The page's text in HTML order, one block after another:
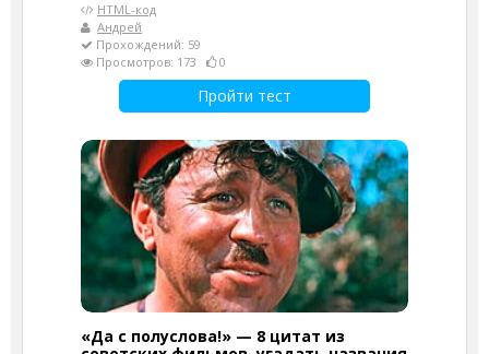
HTML-код
Андрей
Прохождений: 59
Просмотров: 173
0
Пройти тест
«Да с полуслова!» — 8 цитат из